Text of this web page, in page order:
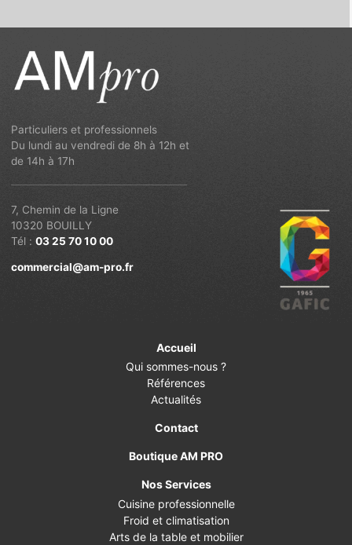
Particuliers et professionnels
Du lundi au vendredi de 8h à 12h et
de 14h à 17h
7, Chemin de la Ligne
10320 BOUILLY
Tél : 03 25 70 10 00
commercial@am-pro.fr
Accueil
Qui sommes-nous ?
Références
Actualités
Contact
Boutique AM PRO
Nos Services
Cuisine professionnelle
Froid et climatisation
Arts de la table et mobilier